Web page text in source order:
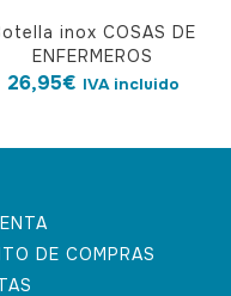
inox COSAS DE
ENFERMEROS
26,95€ IVA incluido
DE COMPRAS